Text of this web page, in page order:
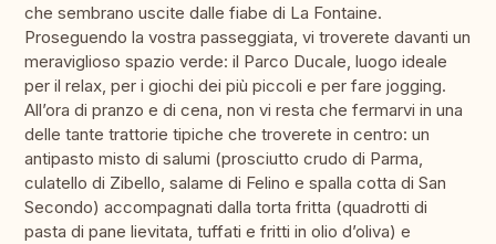
che sembrano uscite dalle fiabe di La Fontaine.
Proseguendo la vostra passeggiata, vi troverete davanti un
meraviglioso spazio verde: il Parco Ducale, luogo ideale
per il relax, per i giochi dei più piccoli e per fare jogging.
All’ora di pranzo e di cena, non vi resta che fermarvi in una
delle tante trattorie tipiche che troverete in centro: un
antipasto misto di salumi (prosciutto crudo di Parma,
culatello di Zibello, salame di Felino e spalla cotta di San
Secondo) accompagnati dalla torta fritta (quadrotti di
pasta di pane lievitata, tuffati e fritti in olio d’oliva) e